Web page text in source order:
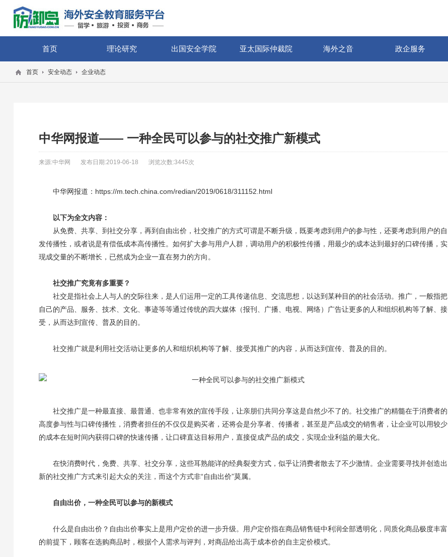
首页 理论研究 出国安全学院 亚太国际仲裁院 海外之音 政企服务
首页 安全动态 企业动态
中华网报道—— 一种全民可以参与的社交推广新模式
来源:中华网 发布日期:2019-06-18 浏览次数:3445次
中华网报道： https://m.tech.china.com/redian/2019/0618/311152.html
以下为全文内容：
从免费、共享、到社交分享，再到自由出价，社交推广的方式可谓是不断升级，既要考虑到用户的参与性，还要考虑到用户的自
发传播性，或者说是有偿低成本高传播性。如何扩大参与用户人群，调动用户的积极性传播，用最少的成本达到最好的口碑传播，实
现成交量的不断增长，已然成为企业一直在努力的方向。
社交推广究竟有多重要？
社交是指社会上人与人的交际往来，是人们运用一定的工具传递信息、交流思想，以达到某种目的的社会活动。推广，一般指把
自己的产品、服务、技术、文化、事迹等等通过传统的四大媒体（报刊、广播、电视、网络）广告让更多的人和组织机构等了解、接
受，从而达到宣传、普及的目的。
社交推广就是利用社交活动让更多的人和组织机构等了解、接受其推广的内容，从而达到宣传、普及的目的。
社交推广是一种最直接、最普通、也非常有效的宣传手段，让亲朋们共同分享这是自然少不了的。社交推广的精髓在于消费者的
高度参与性与口碑传播性，消费者担任的不仅仅是购买者，还将会是分享者、传播者，甚至是产品成交的销售者，让企业可以用较少
的成本在短时间内获得口碑的快速传播，让口碑直达目标用户，直接促成产品的成交，实现企业利益的最大化。
在快消费时代，免费、共享、社交分享，这些耳熟能详的经典裂变方式，似乎让消费者散去了不少激情。企业需要寻找并创造出
新的社交推广方式来引起大众的关注，而这个方式非“自由出价”莫属。
自由出价，一种全民可以参与的新模式
什么是自由出价？自由出价事实上是用户定价的进一步升级。用户定价指在商品销售链中利润全部透明化，同质化商品极度丰富
的前提下，顾客在选购商品时，根据个人需求与评判，对商品给出高于成本价的自主定价模式。